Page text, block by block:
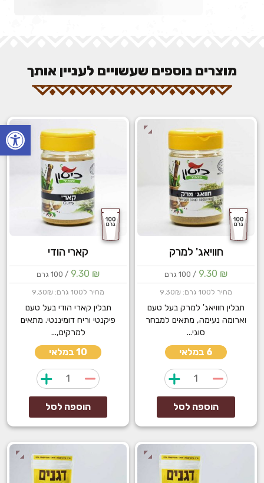
מוצרים נוספים שעשויים לעניין אותך
חוויאג' למרק
9.30 ₪ / 100 גרם
מחיר ל100 גרם: 9.30₪
תבלין חוויאג' למרק בעל טעם
וארומה נעימה, מתאים למבחר
סוגי...
6 במלאי
כמות
של
חוויאג'
למרק
הוספה לסל
קארי הודי
9.30 ₪ / 100 גרם
מחיר ל100 גרם: 9.30₪
תבלין קארי הודי בעל טעם
פיקנטי וריח דומיננטי. מתאים
למרקים,...
10 במלאי
כמות
של
קארי
הודי
הוספה לסל